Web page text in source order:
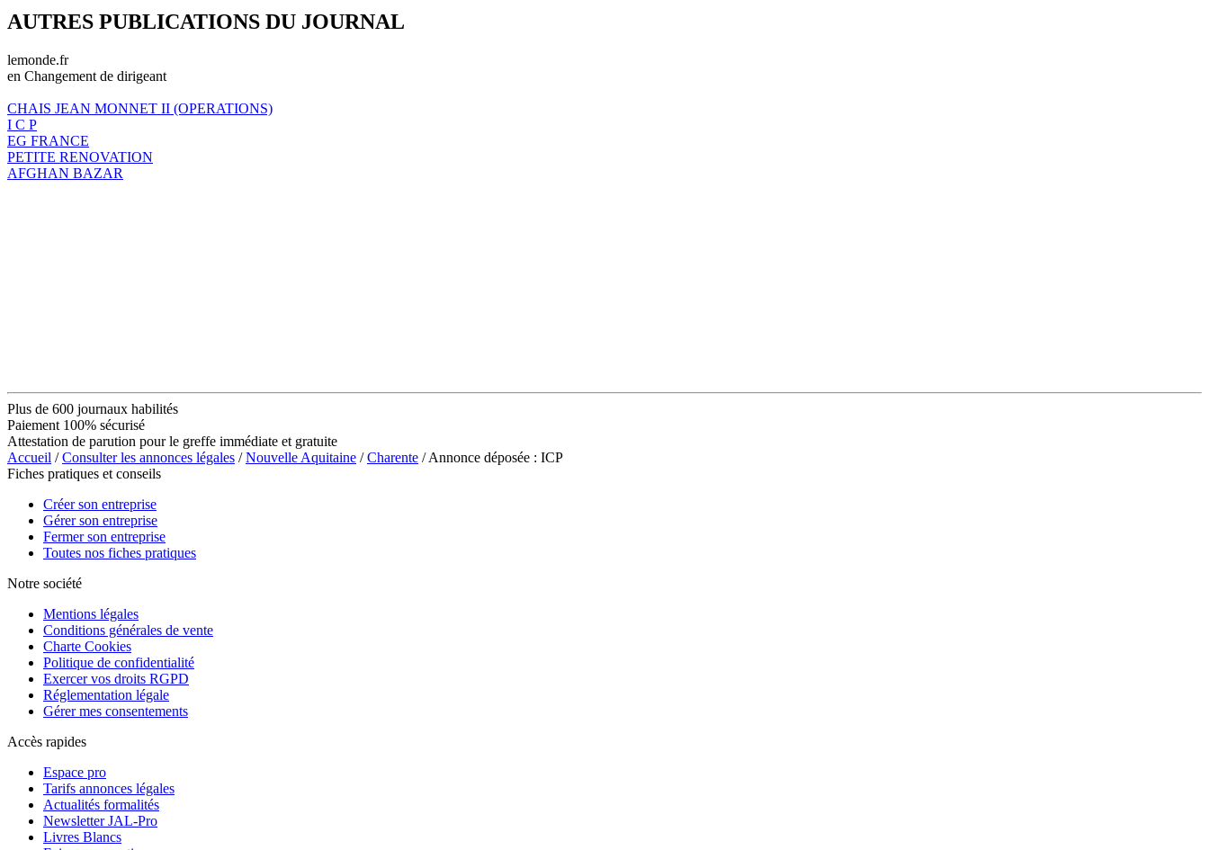
AUTRES PUBLICATIONS DU JOURNAL
lemonde.fr
en Changement de dirigeant
CHAIS JEAN MONNET II (OPERATIONS)
I C P
EG FRANCE
PETITE RENOVATION
AFGHAN BAZAR
Plus de 600 journaux habilités
Paiement 100% sécurisé
Attestation de parution pour le greffe immédiate et gratuite
Accueil /Consulter les annonces légales /Nouvelle Aquitaine /Charente / Annonce déposée : ICP
Fiches pratiques et conseils
Créer son entreprise
Gérer son entreprise
Fermer son entreprise
Toutes nos fiches pratiques
Notre société
Mentions légales
Conditions générales de vente
Charte Cookies
Politique de confidentialité
Exercer vos droits RGPD
Réglementation légale
Gérer mes consentements
Accès rapides
Espace pro
Tarifs annonces légales
Actualités formalités
Newsletter JAL-Pro
Livres Blancs